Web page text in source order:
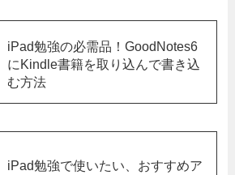
iPad勉強の必需品！GoodNotes6
にKindle書籍を取り込んで書き込
む方法
iPad勉強で使いたい、おすすめア